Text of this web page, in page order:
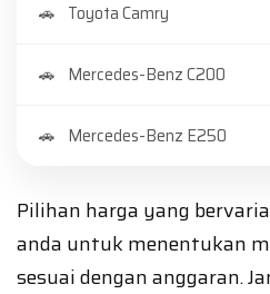
Toyota Camry
Mercedes-Benz C200
Mercedes-Benz E250
Pilihan harga yang
anda untuk menentukan
sesuai dengan anggaran.